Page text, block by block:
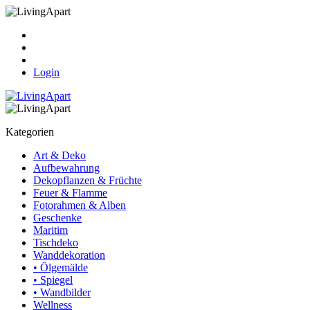
Login
Kategorien
Art & Deko
Aufbewahrung
Dekopflanzen & Früchte
Feuer & Flamme
Fotorahmen & Alben
Geschenke
Maritim
Tischdeko
Wanddekoration
• Ölgemälde
• Spiegel
• Wandbilder
Wellness